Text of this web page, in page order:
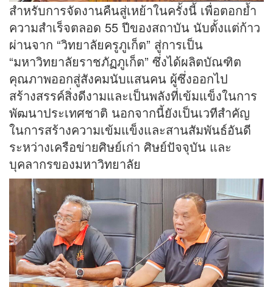
สำหรับการจัดงานคืนสู่เหย้าในครั้งนี้ เพื่อตอกย้ำ
ความสำเร็จตลอด 55 ปีของสถาบัน นับตั้งแต่ก้าว
ผ่านจาก “วิทยาลัยครูภูเก็ต” สู่การเป็น
“มหาวิทยาลัยราชภัฏภูเก็ต” ซึ่งได้ผลิตบัณฑิต
คุณภาพออกสู่สังคมนับแสนคน ผู้ซึ่งออกไป
สร้างสรรค์สิ่งดีงามและเป็นพลังที่เข้มแข็งในการ
พัฒนาประเทศชาติ นอกจากนี้ยังเป็นเวทีสำคัญ
ในการสร้างความเข้มแข็งและสานสัมพันธ์อันดี
ระหว่างเครือข่ายศิษย์เก่า ศิษย์ปัจจุบัน และ
บุคลากรของมหาวิทยาลัย